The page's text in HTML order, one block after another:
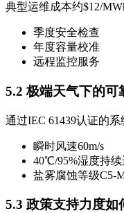
典型运维成本约$12/
季度安全检查
年度容量校准
远程监控服务
5.2 极端天气下的可
通过IEC 61439认证的系
瞬时风速60m/s
40℃/95%湿度持
盐雾腐蚀等级C5-
5.3 政策支持力度如